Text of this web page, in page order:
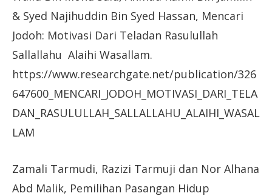
& Syed Najihuddin Bin Syed Hassan, Mencari
Jodoh: Motivasi Dari Teladan Rasulullah
Sallallahu Alaihi Wasallam.
https://www.researchgate.net/publication/326
647600_MENCARI_JODOH_MOTIVASI_DARI_TELA
DAN_RASULULLAH_SALLALLAHU_ALAIHI_WASAL
LAM
Zamali Tarmudi, Razizi Tarmuji dan Nor Alhana
Abd Malik, Pemilihan Pasangan Hidup